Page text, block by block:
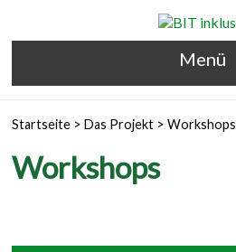
Menü
Startseite >Das Projekt >Workshops
Workshops